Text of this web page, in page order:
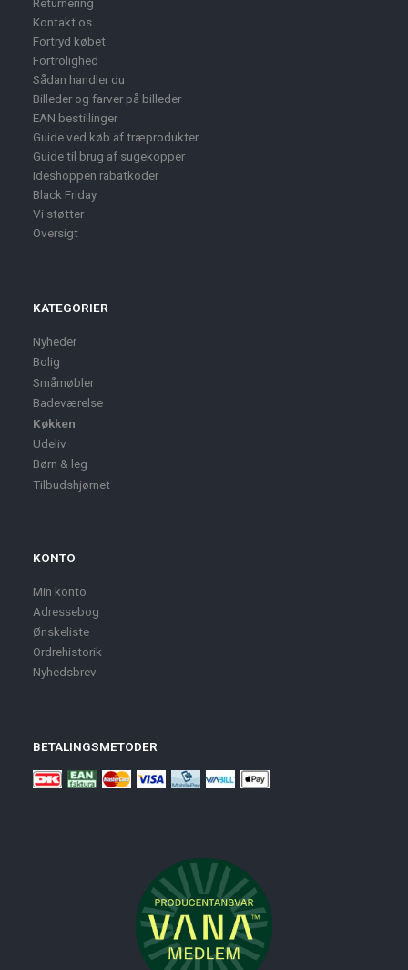
Kontakt os
Fortryd købet
Fortrolighed
Sådan handler du
Billeder og farver på billeder
EAN bestillinger
Guide ved køb af træprodukter
Guide til brug af sugekopper
Ideshoppen rabatkoder
Black Friday
Vi støtter
Oversigt
KATEGORIER
Nyheder
Bolig
Småmøbler
Badeværelse
Køkken
Udeliv
Børn & leg
Tilbudshjørnet
KONTO
Min konto
Adressebog
Ønskeliste
Ordrehistorik
Nyhedsbrev
BETALINGSMETODER